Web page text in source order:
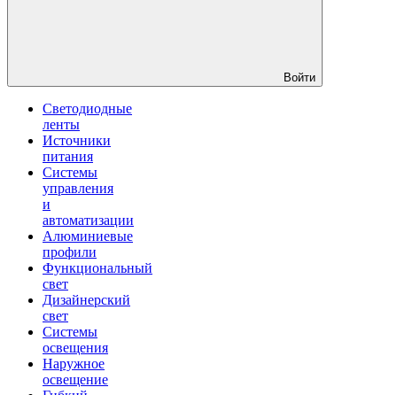
Войти
Светодиодные
ленты
Источники
питания
Системы
управления
и
автоматизации
Алюминиевые
профили
Функциональный
свет
Дизайнерский
свет
Системы
освещения
Наружное
освещение